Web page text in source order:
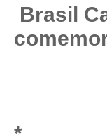
Brasil